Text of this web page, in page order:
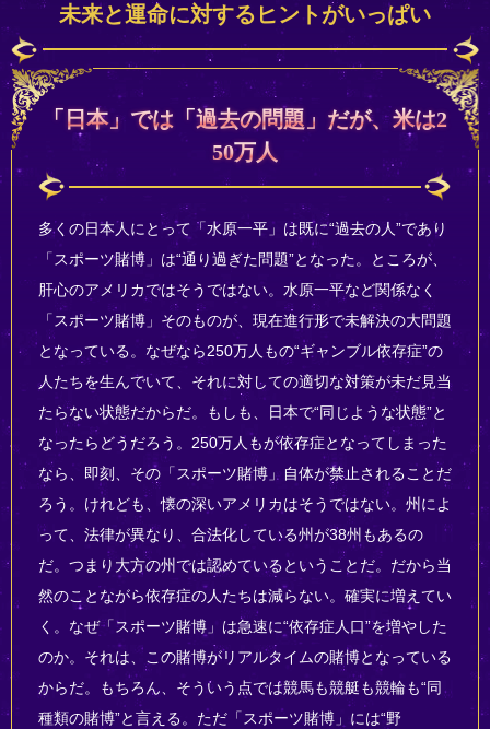
未来と運命に対するヒントがいっぱい
「日本」では「過去の問題」だが、米は2
50万人
多くの日本人にとって「水原一平」は既に“過去の人”であり
「スポーツ賭博」は“通り過ぎた問題”となった。ところが、
肝心のアメリカではそうではない。水原一平など関係なく
「スポーツ賭博」そのものが、現在進行形で未解決の大問題
となっている。なぜなら250万人もの“ギャンブル依存症”の
人たちを生んでいて、それに対しての適切な対策が未だ見当
たらない状態だからだ。もしも、日本で“同じような状態”と
なったらどうだろう。250万人もが依存症となってしまった
なら、即刻、その「スポーツ賭博」自体が禁止されることだ
ろう。けれども、懐の深いアメリカはそうではない。州によ
って、法律が異なり、合法化している州が38州もあるの
だ。つまり大方の州では認めているということだ。だから当
然のことながら依存症の人たちは減らない。確実に増えてい
く。なぜ「スポーツ賭博」は急速に“依存症人口”を増やした
のか。それは、この賭博がリアルタイムの賭博となっている
からだ。もちろん、そういう点では競馬も競艇も競輪も“同
種類の賭博”と言える。ただ「スポーツ賭博」には“野